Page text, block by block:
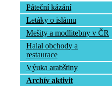
Páteční kázání
Letáky o islámu
Mešity a modlitebny v ČR
Halal obchody a
restaurace
Výuka arabštiny
Archív aktivit